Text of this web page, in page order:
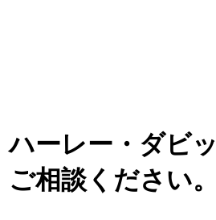
ハーレー・ダビ
ご相談ください。